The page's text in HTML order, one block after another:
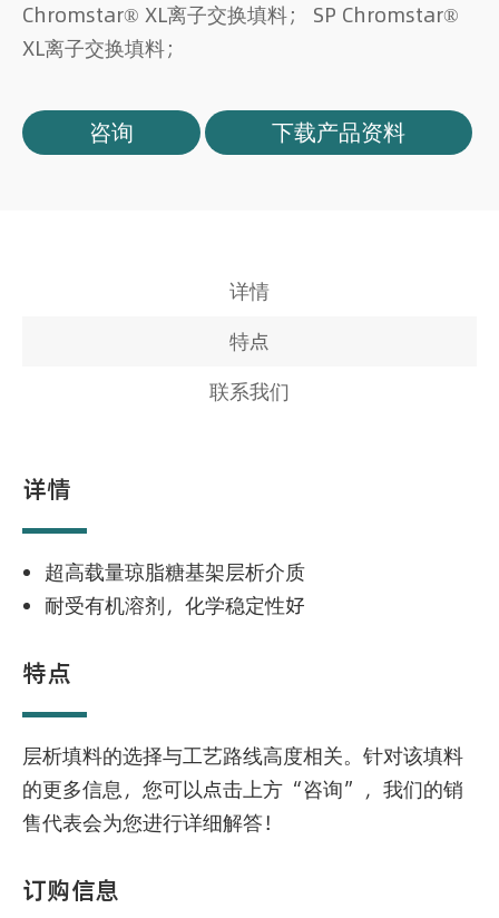
Chromstar® XL离子交换填料； SP Chromstar®
XL离子交换填料；
咨询 下载产品资料
详情
特点
联系我们
详情
超高载量琼脂糖基架层析介质
耐受有机溶剂，化学稳定性好
特点
层析填料的选择与工艺路线高度相关。针对该填料
的更多信息，您可以点击上方“咨询”，我们的销
售代表会为您进行详细解答！
订购信息